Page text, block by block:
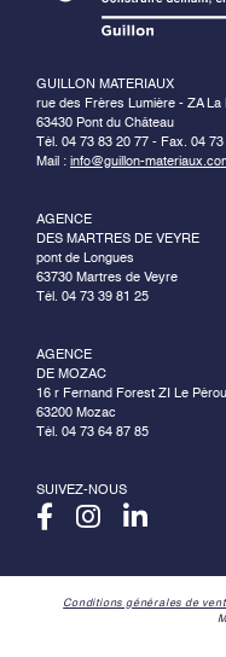
GUILLON MATERIAUX
rue des Frères Lumière - ZA La
63430 Pont du Château
Tél. 04 73 83 20 77 - Fax. 04
Mail : info@guillon-
AGENCE
DES MARTRES DE VEYRE
pont de Longues
63730 Martres de Veyre
Tél. 04 73 39 81 25
AGENCE
DE MOZAC
16 r Fernand Forest ZI Le Pérou
63200 Mozac
Tél. 04 73 64 87 85
SUIVEZ-NOUS
Conditions générales de